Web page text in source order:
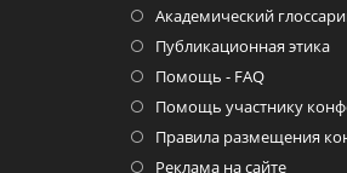
Академический
Публикационная этика
Помощь - FAQ
Помощь участнику
Правила размещения
Реклама на сайте